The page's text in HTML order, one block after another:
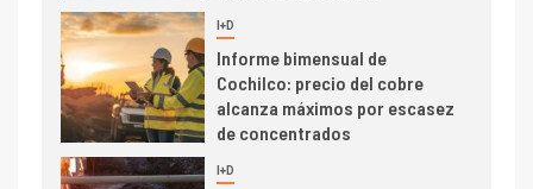
4 I+D
Informe bimensual de
Cochilco: precio del cobre
alcanza máximos por escasez
de concentrados
5 I+D